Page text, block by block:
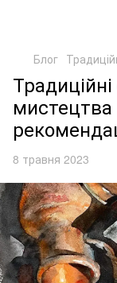
Блог
мистецтва
8 травня 2023